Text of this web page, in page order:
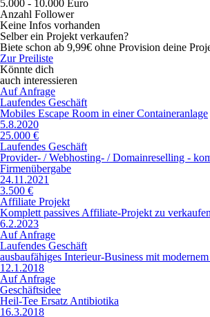
5.000 - 10.000 Euro
Anzahl Follower
Keine Infos vorhanden
Selber ein Projekt verkaufen?
Biete schon ab 9,99€ ohne Provision deine
Zur Preiliste
Könnte dich
auch interessieren
Auf Anfrage
Laufendes Geschäft
Mobiles Escape Room in einer Containeranlage
5.8.2020
25.000 €
Laufendes Geschäft
Provider- / Webhosting- / Domainreselling -
Firmenübergabe
24.11.2021
3.500 €
Affiliate Projekt
Komplett passives Affiliate-Projekt zu verkaufen
6.2.2023
Auf Anfrage
Laufendes Geschäft
ausbaufähiges Interieur-Business mit
12.1.2018
Auf Anfrage
Geschäftsidee
Heil-Tee Ersatz Antibiotika
16.3.2018